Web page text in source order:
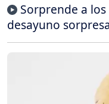
Sorprende a
desayuno